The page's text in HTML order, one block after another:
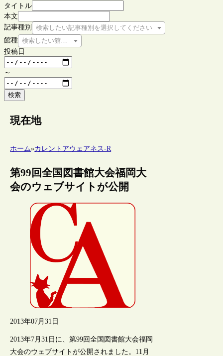
タイトル
本文
記事種別
検索したい記事種別を選択してください
館種 検索したい館種を選択してください
投稿日
～
検索
現在地
ホーム»カレントアウェアネス-R
第99回全国図書館大会福岡大
会のウェブサイトが公開
2013年07月31日
2013年7月31日に、第99回全国図書館大会福岡
大会のウェブサイトが公開されました。11月